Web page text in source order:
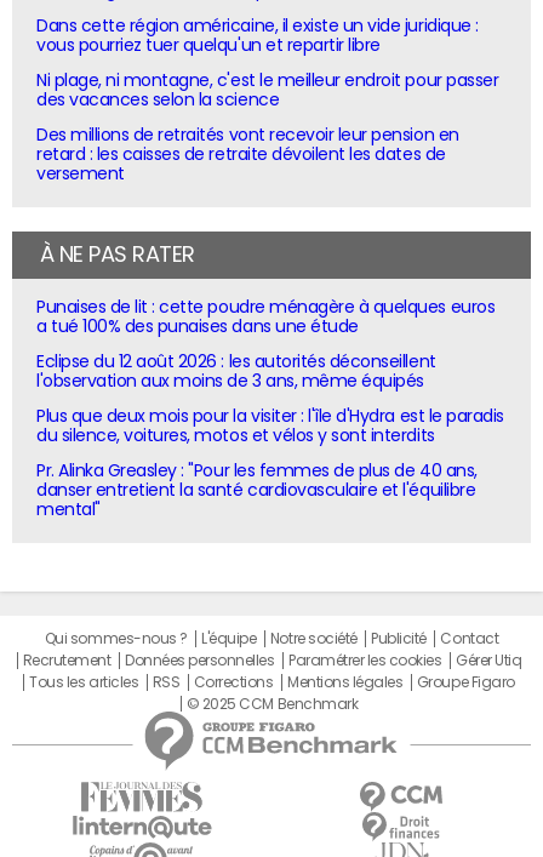
Dans cette région américaine, il existe un vide juridique :
vous pourriez tuer quelqu'un et repartir libre
Ni plage, ni montagne, c'est le meilleur endroit pour passer
des vacances selon la science
Des millions de retraités vont recevoir leur pension en
retard : les caisses de retraite dévoilent les dates de
versement
À NE PAS RATER
Punaises de lit : cette poudre ménagère à quelques euros
a tué 100% des punaises dans une étude
Eclipse du 12 août 2026 : les autorités déconseillent
l'observation aux moins de 3 ans, même équipés
Plus que deux mois pour la visiter : l'île d'Hydra est le paradis
du silence, voitures, motos et vélos y sont interdits
Pr. Alinka Greasley : "Pour les femmes de plus de 40 ans,
danser entretient la santé cardiovasculaire et l'équilibre
mental"
Qui sommes-nous ? L'équipe Notre société Publicité
Contact
Recrutement
Données personnelles Paramétrer les cookies
Gérer Utiq
Tous les articles
RSS Corrections Mentions légales
Groupe Figaro
© 2025 CCM Benchmark